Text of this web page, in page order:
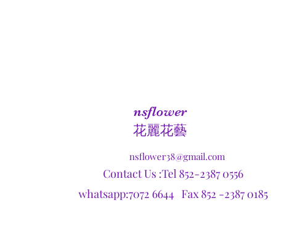
nsflower
​花麗花藝
nsflower38@gmail.com
Contact Us :Tel 852-2387 0556
whatsapp:7072 6644 Fax 852 -2387 0185